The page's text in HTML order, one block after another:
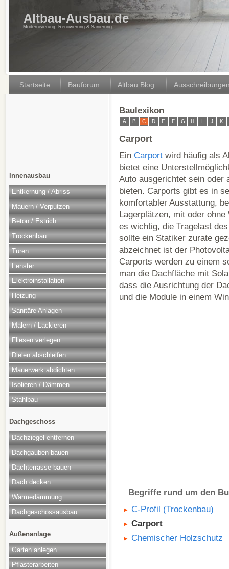
Altbau-Ausbau.de
Modernisierung, Renovierung & Sanierung
Startseite Bauforum Altbau Blog
Innenausbau
Entkernung / Abriss
Mauern / Verputzen
Beton / Estrich
Trockenbau
Türen
Fenster
Elektroinstallation
Heizung
Sanitäre Anlagen
Malern / Lackieren
Fliesen verlegen
Dielen abschleifen
Mauerwerk abdichten
Isolieren / Dämmen
Stahlbau
Dachgeschoss
Dachziegel entfernen
Dachgauben bauen
Dachterrasse bauen
Dach decken
Wärmedämmung
Dachgeschossausbau
Außenanlage
Garten anlegen
Pflasterarbeiten
Baulexikon
A B C D E F G H I J K
Carport
Ein Carport wird häufig als
bietet eine
Auto ausgerichtet sein oder
bieten. Carports gibt es in
komfortabler Ausstattung,
Lagerplätzen, mit oder
es wichtig, die Tragelast
sollte ein Statiker zurate
abzeichnet ist der
Carports werden zu einem
man die Dachfläche mit
dass die Ausrichtung der
und die Module in einem
Begriffe rund um den
C-Profil (Trockenbau)
Carport
Chemischer Holzschutz